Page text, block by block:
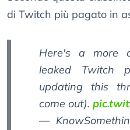
di Twitch più pagato in
Here's a more
leaked Twitch
updating this
come out).
—